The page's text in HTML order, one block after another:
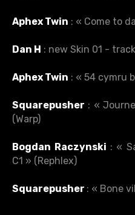
Aphex Twin : « Come to
Dan H : new Skin 01 -
Aphex Twin : « 54 cymru
Squarepusher : «
(Warp)
Bogdan Raczynski : «
C1 » (Rephlex)
Squarepusher : « Bone